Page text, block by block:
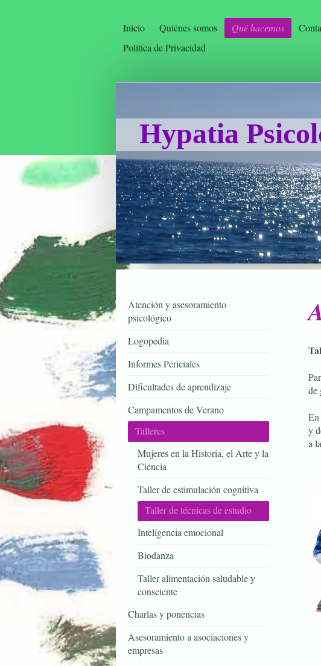
Inicio Quiénes somos Qué hacemos
Política de Privacidad
Hypatia
de
En
y
a
Atención y asesoramiento
psicológico
Logopedia
Informes Periciales
Dificultades de aprendizaje
Campamentos de Verano
Talleres
Mujeres en la Historia, el Arte y la
Ciencia
Taller de estimulación cognitiva
Taller de técnicas de estudio
Inteligencia emocional
Biodanza
Taller alimentación saludable y
consciente
Charlas y ponencias
Asesoramiento a asociaciones y
empresas